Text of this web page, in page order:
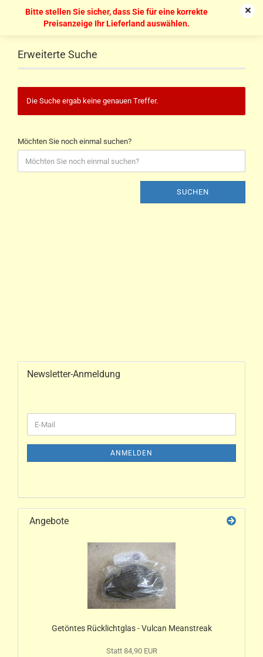
Bitte stellen Sie sicher, dass Sie für eine korrekte
Preisanzeige Ihr Lieferland auswählen.
Erweiterte Suche
Die Suche ergab keine genauen Treffer.
Möchten Sie noch einmal suchen?
SUCHEN
Newsletter-Anmeldung
ANMELDEN
Angebote
Getöntes Rücklichtglas - Vulcan Meanstreak
Statt 84,90 EUR